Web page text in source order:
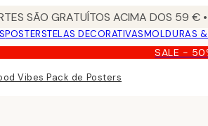
SÃO GRATUÍTOS ACIMA DOS 59 €
POSTERSTELAS DECORATIVASMOLDURAS
SALE -
Vibes Pack de Posters